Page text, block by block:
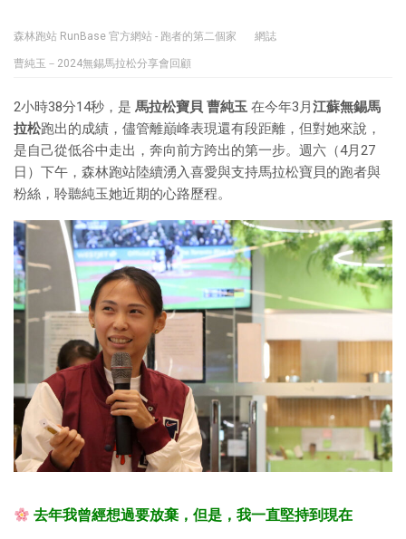
森林跑站 RunBase 官方網站 - 跑者的第二個家 網誌
曹純玉－2024無錫馬拉松分享會回顧
2小時38分14秒，是 馬拉松寶貝 曹純玉 在今年3月江蘇無錫馬
拉松跑出的成績，儘管離巔峰表現還有段距離，但對她來說，
是自己從低谷中走出，奔向前方跨出的第一步。週六（4月27
日）下午，森林跑站陸續湧入喜愛與支持馬拉松寶貝的跑者與
粉絲，聆聽純玉她近期的心路歷程。
去年我曾經想過要放棄，但是，我一直堅持到現在